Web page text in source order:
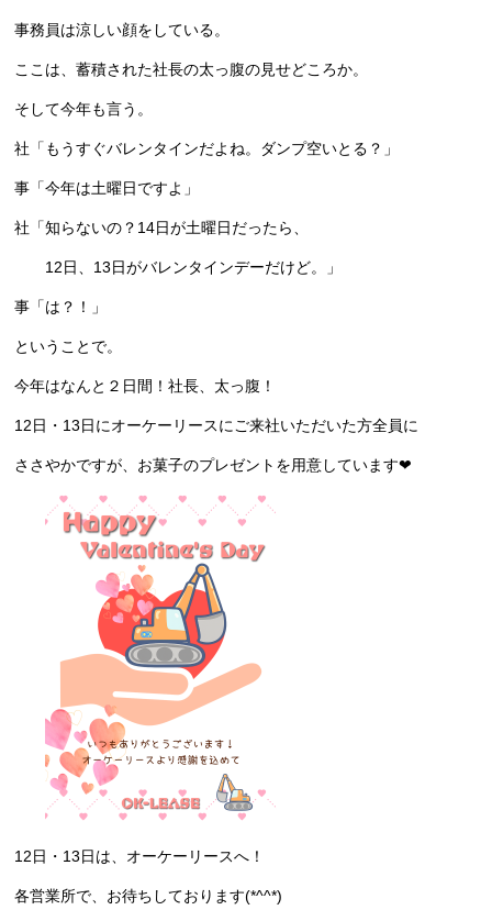
事務員は涼しい顔をしている。
ここは、蓄積された社長の太っ腹の見せどころか。
そして今年も言う。
社「もうすぐバレンタインだよね。ダンプ空いとる？」
事「今年は土曜日ですよ」
社「知らないの？14日が土曜日だったら、
12日、13日がバレンタインデーだけど。」
事「は？！」
ということで。
今年はなんと２日間！社長、太っ腹！
12日・13日にオーケーリースにご来社いただいた方全員に
ささやかですが、お菓子のプレゼントを用意しています❤
12日・13日は、オーケーリースへ！
各営業所で、お待ちしております(*^^*)